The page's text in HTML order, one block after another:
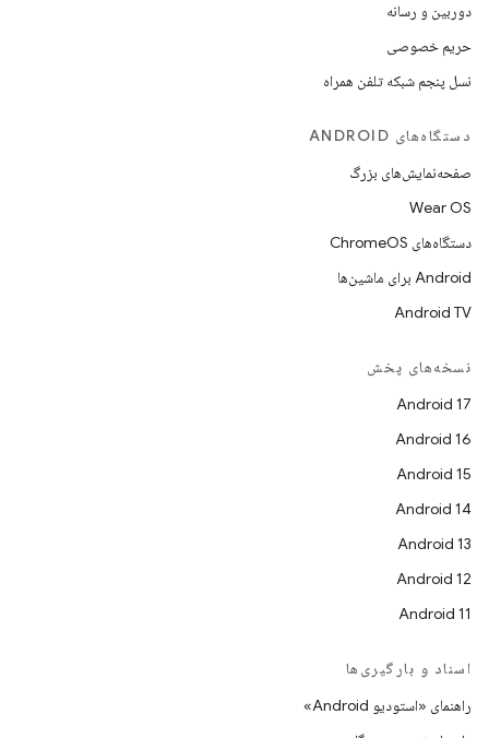
دوربین و رسانه
حریم خصوصی
نسل پنجم شبکه تلفن همراه
دستگاه‌های ANDROID
صفحه‌نمایش‌های بزرگ
Wear OS
دستگاه‌های ChromeOS
Android برای ماشین‌ها
Android TV
نسخه‌های پخش
Android 17
Android 16
Android 15
Android 14
Android 13
Android 12
Android 11
اسناد و بارگیری‌ها
راهنمای «استودیو Android»